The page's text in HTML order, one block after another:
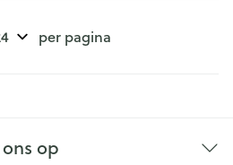
per pagina
op